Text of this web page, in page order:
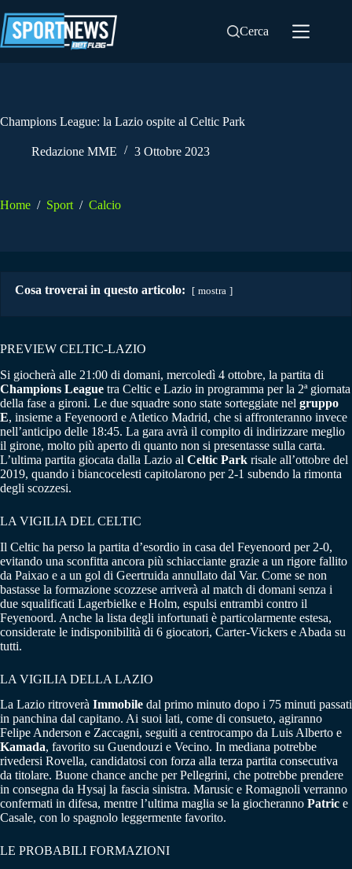
al
contenuto
Cerca
Champions League: la Lazio ospite al Celtic Park
Redazione MME 3 Ottobre 2023
Home / Sport / Calcio
Cosa troverai in questo articolo: mostra
PREVIEW CELTIC-LAZIO
Si giocherà alle 21:00 di domani, mercoledì 4 ottobre, la partita di
Champions League tra Celtic e Lazio in programma per la 2ª giornata
della fase a gironi. Le due squadre sono state sorteggiate nel gruppo
E, insieme a Feyenoord e Atletico Madrid, che si affronteranno invece
nell’anticipo delle 18:45. La gara avrà il compito di indirizzare meglio
il girone, molto più aperto di quanto non si presentasse sulla carta.
L’ultima partita giocata dalla Lazio al Celtic Park risale all’ottobre del
2019, quando i biancocelesti capitolarono per 2-1 subendo la rimonta
degli scozzesi.
LA VIGILIA DEL CELTIC
Il Celtic ha perso la partita d’esordio in casa del Feyenoord per 2-0,
evitando una sconfitta ancora più schiacciante grazie a un rigore fallito
da Paixao e a un gol di Geertruida annullato dal Var. Come se non
bastasse la formazione scozzese arriverà al match di domani senza i
due squalificati Lagerbielke e Holm, espulsi entrambi contro il
Feyenoord. Anche la lista degli infortunati è particolarmente estesa,
considerate le indisponibilità di 6 giocatori, Carter-Vickers e Abada su
tutti.
LA VIGILIA DELLA LAZIO
La Lazio ritroverà Immobile dal primo minuto dopo i 75 minuti passati
in panchina dal capitano. Ai suoi lati, come di consueto, agiranno
Felipe Anderson e Zaccagni, seguiti a centrocampo da Luis Alberto e
Kamada, favorito su Guendouzi e Vecino. In mediana potrebbe
rivedersi Rovella, candidatosi con forza alla terza partita consecutiva
da titolare. Buone chance anche per Pellegrini, che potrebbe prendere
in consegna da Hysaj la fascia sinistra. Marusic e Romagnoli verranno
confermati in difesa, mentre l’ultima maglia se la giocheranno Patric e
Casale, con lo spagnolo leggermente favorito.
LE PROBABILI FORMAZIONI